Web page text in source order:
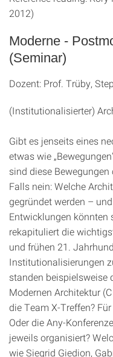
2012)
Moderne -
(Seminar)
Dozent: Prof. Trüby,
(Institutionalisierter)
Gibt es jenseits eines
etwas wie
sind diese
Falls nein: Welche
gegründet werden –
Entwicklungen könnten
rekapituliert die
und frühen 21.
Institutionalisierungen
standen beispielsweise
Modernen Architektur
die Team X-Treffen?
Oder die Any-
jeweils organisiert?
wie Siegrid Giedion,